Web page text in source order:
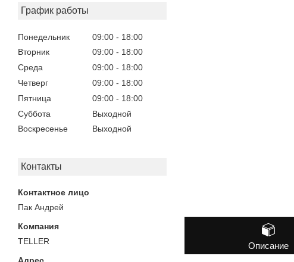
График работы
Понедельник 09:00
18:00
Вторник
09:00
18:00
Среда
09:00
18:00
Четверг
09:00
18:00
Пятница
09:00
18:00
Суббота
Выходной
Воскресенье
Выходной
Контакты
Пак Андрей
TELLER Описание